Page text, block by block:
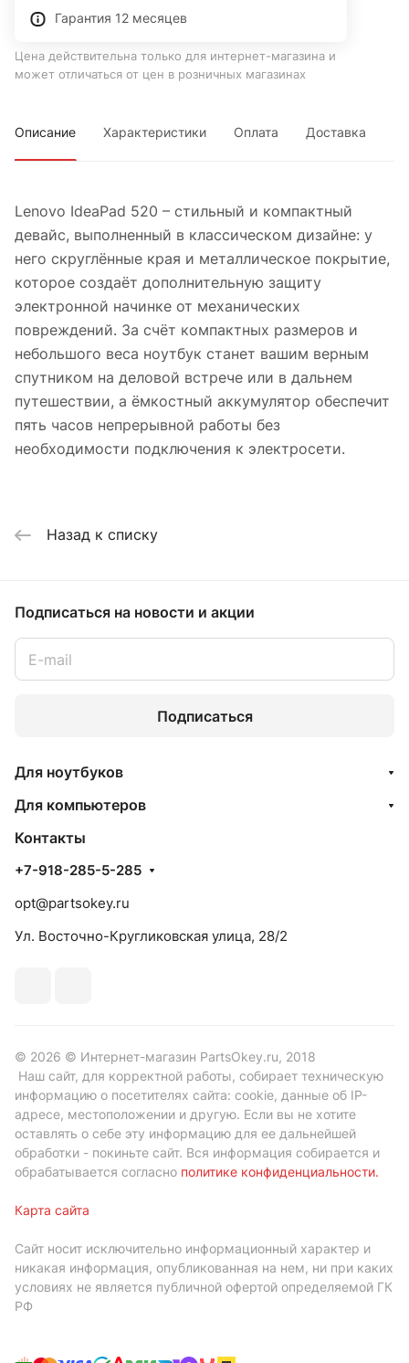
Гарантия 12 месяцев
Цена действительна только для интернет-магазина и
может отличаться от цен в розничных магазинах
Описание Характеристики Оплата Доставка
Lenovo IdeaPad 520 – стильный и компактный
девайс, выполненный в классическом дизайне: у
него скруглённые края и металлическое покрытие,
которое создаёт дополнительную защиту
электронной начинке от механических
повреждений. За счёт компактных размеров и
небольшого веса ноутбук станет вашим верным
спутником на деловой встрече или в дальнем
путешествии, а ёмкостный аккумулятор обеспечит
пять часов непрерывной работы без
необходимости подключения к электросети.
Назад к списку
Подписаться на новости и акции
Подписаться
Для ноутбуков
Для компьютеров
Контакты
+7-918-285-5-285
opt@partsokey.ru
Ул. Восточно-Кругликовская улица, 28/2
© 2026 © Интернет-магазин PartsOkey.ru, 2018
Наш сайт, для корректной работы, собирает техническую
информацию о посетителях сайта: cookie, данные об IP-
адресе, местоположении и другую. Если вы не хотите
оставлять о себе эту информацию для ее дальнейшей
обработки - покиньте сайт. Вся информация собирается и
обрабатывается согласно политике конфиденциальности.
Карта сайта
Сайт носит исключительно информационный характер и
никакая информация, опубликованная на нем, ни при каких
условиях не является публичной офертой определяемой ГК
РФ